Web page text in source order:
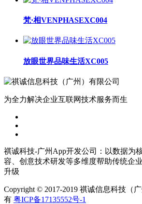
梵·相VENPHASEXC004
放眼世界品味生活XC005
为全力解决企业互联网技术服务而生
祺诚科技-广州App开发公司：以数据为
容、创意技术研发等多维度帮助传统企
升级
Copyright © 2017-2019 祺诚信息科技（
有 粤ICP备17135552号-1